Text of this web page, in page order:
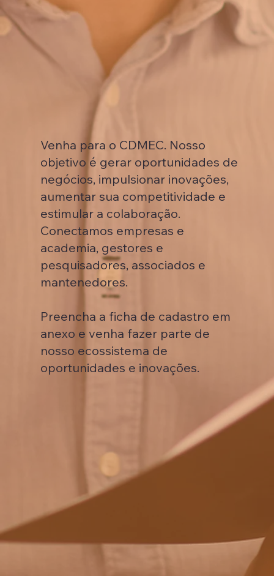
Venha para o CDMEC. Nosso
objetivo é gerar oportunidades de
negócios, impulsionar inovações,
aumentar sua competitividade e
estimular a colaboração.
Conectamos empresas e
academia, gestores e
pesquisadores, associados e
mantenedores.
Preencha a ficha de cadastro em
anexo e venha fazer parte de
nosso ecossistema de
oportunidades e inovações.